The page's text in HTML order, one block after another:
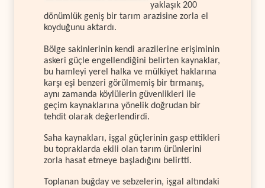
yaklaşık 200
dönümlük geniş bir tarım arazisine zorla el
koyduğunu aktardı.
Bölge sakinlerinin kendi arazilerine erişiminin
askeri güçle engellendiğini belirten kaynaklar,
bu hamleyi yerel halka ve mülkiyet haklarına
karşı eşi benzeri görülmemiş bir tırmanış,
aynı zamanda köylülerin güvenlikleri ile
geçim kaynaklarına yönelik doğrudan bir
tehdit olarak değerlendirdi.
Saha kaynakları, işgal güçlerinin gasp ettikleri
bu topraklarda ekili olan tarım ürünlerini
zorla hasat etmeye başladığını belirtti.
Toplanan buğday ve sebzelerin, işgal altındaki